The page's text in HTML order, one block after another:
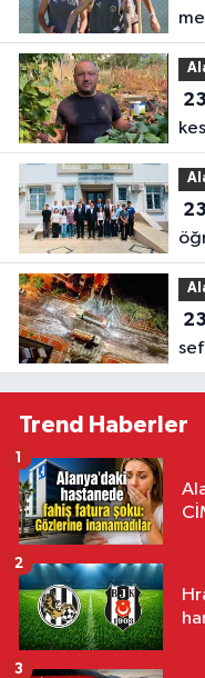
Trend Haberler
1
2
3